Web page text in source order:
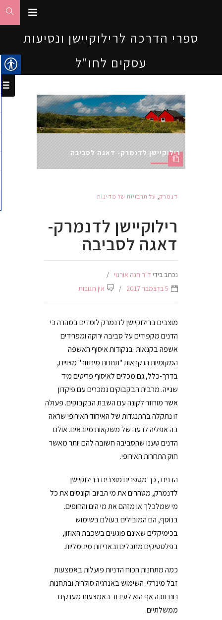
ספרי הדרכה לרילוקיישן ונסיעות
עסקים לחו"ל
רילוקיישן לדנמרק- דאגה לסביבה
דנמרק, על תרבויות של מדינות
רילוקיישן לדנמרק-
דאגה לסביבה
נכתב בידיד"ר חנה אורנוי
5 בדצמבר 2017
אין תגובות
מוצבים ברילוקיישן לדנמרק לומדים במהרה כי
הדנים מקפידים על סביבה ירוקה ומפרידים
אשפה בקנאות. בנקודות איסוף האשפה
המקומיות הנקראות "תחנות מיחזור" מצויים,
בדרך-כלל, גם מכלים לאיסוף פריטים מיד
שנייה. מרבית הבקבוקים נמכרים עם פיקדון
אשר מוחזר לקונה עם השבת הבקבוקים. פעולה
זו נתקלה בהתנגדות של האיחוד האירופי שראה
בה אפליה לרעה של משקאות מיובאים. אולם
הדנים טענו שהסביבה חשובה להם יותר מאשר
חוק התחרות האירופי.
הדנים , כך מספרים מוצבים ברילוקיישן
לדנמרק, מטהרים את מי הביוב וקונסים את כל
מי שמלכלך או מזהם את מי הים והחופים.
בנוסף, הם המובילים בעולם בשימוש
בכימיקלים שאינם פוגעים בשכבת האוזון,
בפלסטיקים מתכלים ובאריזות מינימליות.
כמה מתחנות הכוח הדניות פועלות באמצעות
זבל מינרלי. השימוש באנרגיה סולרית ובתחנות
רוח זוכה אף הוא לעידוד באמצעות מענקים
ממשלתיים.